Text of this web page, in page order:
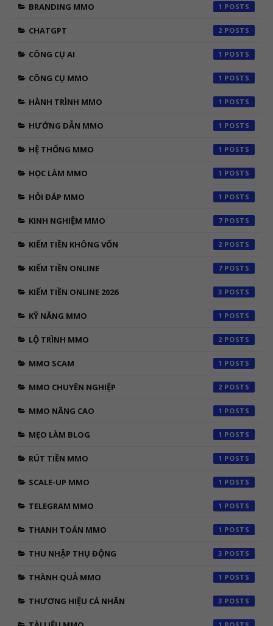
BRANDING MMO 1
CHATGPT 2
CÔNG CỤ AI 1
CÔNG CỤ MMO 1
HÀNH TRÌNH MMO 1
HƯỚNG DẪN MMO 1
HỆ THỐNG MMO 1
HỌC LÀM MMO 1
HỎI ĐÁP MMO 1
KINH NGHIỆM MMO 7
KIẾM TIỀN KHÔNG VỐN 2
KIẾM TIỀN ONLINE 7
KIẾM TIỀN ONLINE 2026 3
KỸ NĂNG MMO 1
LỘ TRÌNH MMO 2
MMO SCAM 1
MMO CHUYÊN NGHIỆP 2
MMO NÂNG CAO 1
MẸO LÀM BLOG 1
RÚT TIỀN MMO 1
SCALE-UP MMO 1
TELEGRAM MMO 1
THANH TOÁN MMO 1
THU NHẬP THỤ ĐỘNG 3
THÀNH QUẢ MMO 1
THƯƠNG HIỆU CÁ NHÂN 3
1